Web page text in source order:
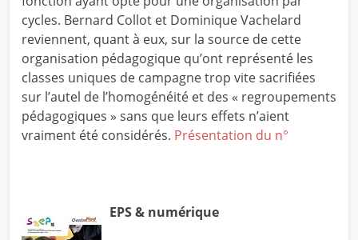
cycles. Bernard Collot et Dominique Vachelard
reviennent, quant à eux, sur la source de cette
organisation pédagogique qu’ont représenté les
classes uniques de campagne trop vite sacrifiées
sur l’autel de l’homogénéité et des « regroupements
pédagogiques » sans que leurs effets n’aient
vraiment été considérés. Présentation du n°
EPS & numérique